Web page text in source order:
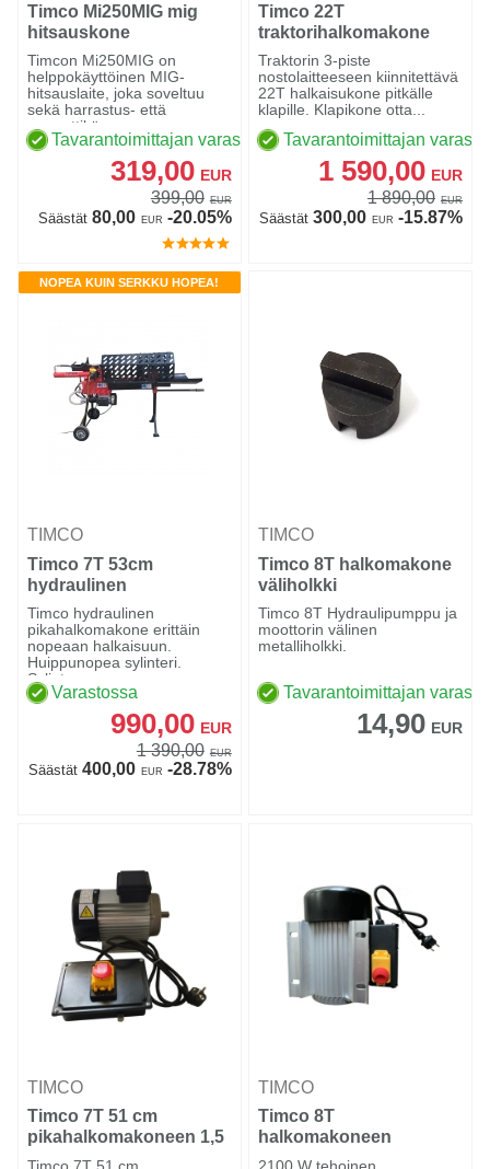
Timco Mi250MIG mig
hitsauskone
Timcon Mi250MIG on
helppokäyttöinen MIG-
hitsauslaite, joka soveltuu
sekä harrastus- että
ammattikäy...
Tavarantoimittajan varastossa
319,00 EUR
399,00 EUR
Säästät80,00 EUR -20.05%
Timco 22T
traktorihalkomakone
1050mm puulle
Traktorin 3-piste
nostolaitteeseen kiinnitettävä
22T halkaisukone pitkälle
klapille. Klapikone otta...
Tavarantoimittajan
1 590,00 EUR
1 890,00 EUR
Säästät300,00 EUR -15.87%
NOPEA KUIN SERKKU HOPEA!
TIMCO
Timco 7T 53cm
hydraulinen
pikahalkomakone
jaloilla
Timco hydraulinen
pikahalkomakone erittäin
nopeaan halkaisuun.
Huippunopea sylinteri.
Sylinter...
Varastossa
990,00 EUR
1 390,00 EUR
Säästät400,00 EUR -28.78%
TIMCO
Timco 8T halkomakone
väliholkki
Timco 8T Hydraulipumppu ja
moottorin välinen
metalliholkki.
Tavarantoimittajan
14,90 EUR
TIMCO
Timco 7T 51 cm
pikahalkomakoneen 1,5
kW sähkömoottori
Timco 7T 51 cm
TIMCO
Timco 8T
halkomakoneen
moottori
2100 W tehoinen